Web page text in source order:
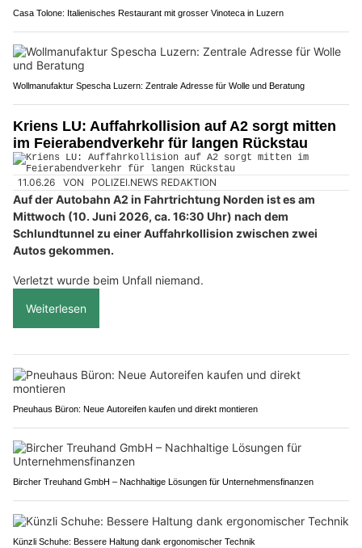
Casa Tolone: Italienisches Restaurant mit grosser Vinoteca in Luzern
Wollmanufaktur Spescha Luzern: Zentrale Adresse für Wolle und Beratung
Kriens LU: Auffahrkollision auf A2 sorgt mitten
im Feierabendverkehr für langen Rückstau
11.06.26 VON POLIZEI.NEWS REDAKTION
Auf der Autobahn A2 in Fahrtrichtung Norden ist es am
Mittwoch (10. Juni 2026, ca. 16:30 Uhr) nach dem
Schlundtunnel zu einer Auffahrkollision zwischen zwei
Autos gekommen.
Verletzt wurde beim Unfall niemand.
Weiterlesen
Pneuhaus Büron: Neue Autoreifen kaufen und direkt montieren
Bircher Treuhand GmbH – Nachhaltige Lösungen für Unternehmensfinanzen
Künzli Schuhe: Bessere Haltung dank ergonomischer Technik